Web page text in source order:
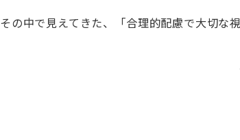
その中で見えてきた、「合理的配慮で大切な